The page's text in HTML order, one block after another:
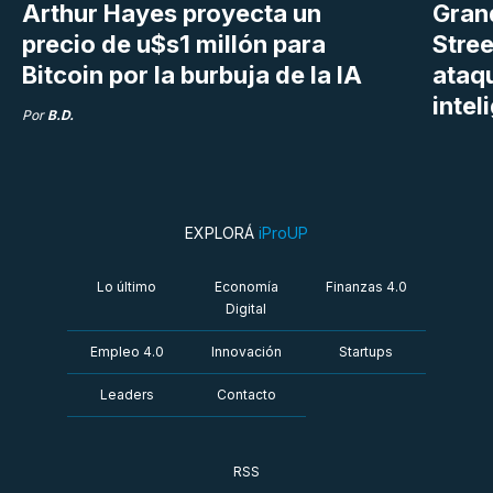
Arthur Hayes proyecta un
precio de u$s1 millón para
Bitcoin por la burbuja de la IA
Por B.D.
EXPLORÁ iProUP
Lo último
Economía
Digital
Finanzas 4.0
Empleo 4.0 Innovación Startups
Leaders Contacto
RSS